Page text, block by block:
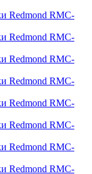
Redmond RMC-
Redmond RMC-
Redmond RMC-
Redmond RMC-
Redmond RMC-
Redmond RMC-
Redmond RMC-
Redmond RMC-